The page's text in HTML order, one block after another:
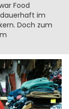
Food
im
Doch zum